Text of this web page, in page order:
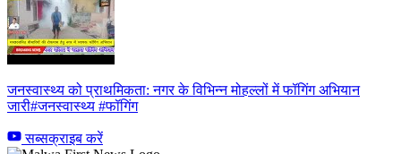
जनस्वास्थ्य को प्राथमिकता: नगर के विभिन्न मोहल्लों में फॉगिंग अभियान
जारी#जनस्वास्थ्य #फॉगिंग
सब्सक्राइब करें